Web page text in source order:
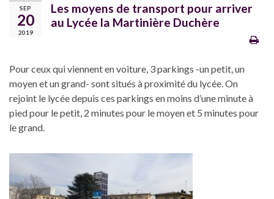
SEP
20
2019
Les moyens de transport pour arriver
au Lycée la Martinière Duchère
Pour ceux qui viennent en voiture, 3 parkings -un petit, un
moyen et un grand- sont situés à proximité du lycée. On
rejoint le lycée depuis ces parkings en moins d’une minute à
pied pour le petit, 2 minutes pour le moyen et 5 minutes pour
le grand.